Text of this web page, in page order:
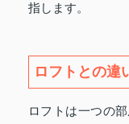
指します。
ロフトとの違
ロフトは一つの